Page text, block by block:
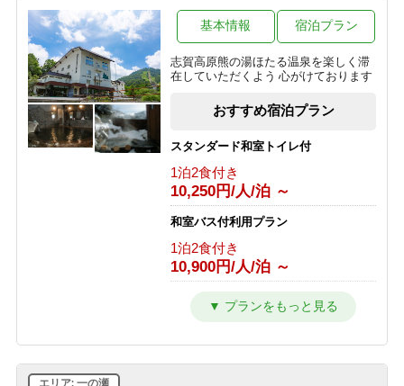
より500円OFF♪＜お日にち限定＞
1泊2食付き
16,700円/人/泊 ～
＼＼一人旅に★／／贅沢♪10畳和室を
1泊2食付き
20,900円/人/泊 ～
「訳あり」プラン◆お試し～萌葱
moegi～より1000円OFF！
1泊2食付き
14,000円/人/泊 ～
選べる！地酒三種飲みくらべ【利き酒
素泊まり
8,850円/人/泊 ～
【基本プラン】 志賀高原のグリーンシ
ーズンを満喫♪1番人気！旬を味わうプ
11,000円/人/泊 ～
【夕食付】 朝寝坊OK♪おいしい夕食
付・夏の志賀高原で朝はゆったりのん
びりプラン
夕食のみ
9,900円/人/泊 ～
【朝食付】 夏を満喫！のんびり到着24
時までOK♪和朝食で元気に出発！
8,800円/人/泊 ～
志賀高原熊の湯ほたる温泉を楽しく滞
在していただくよう 心がけております
基本情報 宿泊プラン
おすすめ宿泊プラン
スタンダード和室トイレ付
1泊2食付き
10,250円/人/泊 ～
和室バス付利用プラン
1泊2食付き
10,900円/人/泊 ～
4F角部屋利用 【特別室】
13,700円/人/泊 ～
エリア: 一の瀬